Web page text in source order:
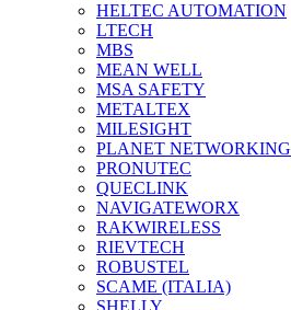
HELTEC AUTOMATION
LTECH
MBS
MEAN WELL
MSA SAFETY
METALTEX
MILESIGHT
PLANET NETWORKING
PRONUTEC
QUECLINK
NAVIGATEWORX
RAKWIRELESS
RIEVTECH
ROBUSTEL
SCAME (ITALIA)
SHELLY